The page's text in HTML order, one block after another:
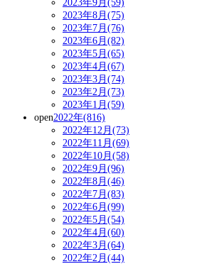
2023年9月(59)
2023年8月(75)
2023年7月(76)
2023年6月(82)
2023年5月(65)
2023年4月(67)
2023年3月(74)
2023年2月(73)
2023年1月(59)
open2022年(816)
2022年12月(73)
2022年11月(69)
2022年10月(58)
2022年9月(96)
2022年8月(46)
2022年7月(83)
2022年6月(99)
2022年5月(54)
2022年4月(60)
2022年3月(64)
2022年2月(44)